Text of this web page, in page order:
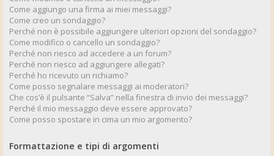
Come aggiungo una firma ai miei messaggi?
Come creo un sondaggio?
Perché non è possibile aggiungere ulteriori opzioni del sondaggio?
Come modifico o cancello un sondaggio?
Perché non riesco ad accedere a un forum?
Perché non riesco ad aggiungere allegati?
Perché ho ricevuto un richiamo?
Come posso segnalare messaggi ai moderatori?
Che cos’è il pulsante “Salva” nella finestra di invio dei messaggi?
Perché il mio messaggio deve essere approvato?
Come posso spostare in cima un mio argomento?
Formattazione e tipi di argomenti